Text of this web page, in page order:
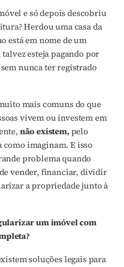
e só depois descobriu
Herdou uma casa da
está em nome de um
esteja pagando por
nunca ter registrado
mais comuns do que
vivem ou investem em
não existem,pelo
como imaginam. E isso
problema quando
vender, financiar, dividir
a propriedade junto à
um imóvel com
soluções legais para